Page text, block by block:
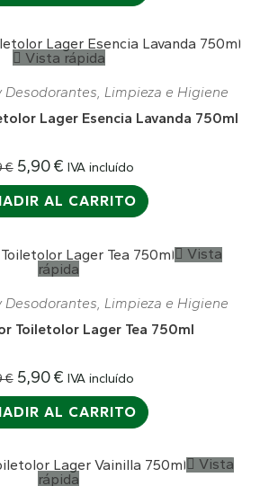
Vista rápida
, Limpieza e Higiene
Lager Esencia Lavanda 750ml
€ 5,90€ IVA incluído
AL CARRITO
Vista
rápida
Limpieza e Higiene
Toiletolor Lager Tea 750ml
€ 5,90€ IVA incluído
AL CARRITO
Vista
rápida